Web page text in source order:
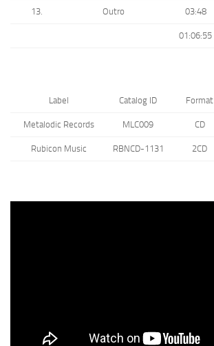
13. Outro 03:48
01:06:55
Label Catalog ID Format
Metalodic Records MLC009 CD
Rubicon Music RBNCD-1131 2CD